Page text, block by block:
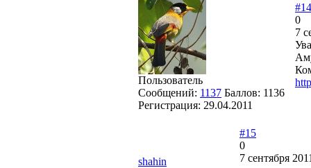
Пользователь
Сообщений: 1137 Баллов: 1136
Регистрация: 29.04.2011
#14
0
7
shahin
#15
0
7 сентября